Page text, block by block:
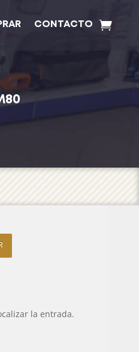
CONTACTO
la entrada.